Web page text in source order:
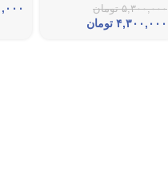
۵,۳۰۰,۰۰۰ تومان
۴,۳۰۰,۰۰۰ تومان